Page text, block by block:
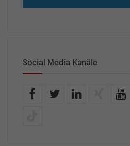
Social Media Kanäle